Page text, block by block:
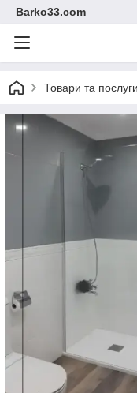
Barko33.com
Товари та послуги